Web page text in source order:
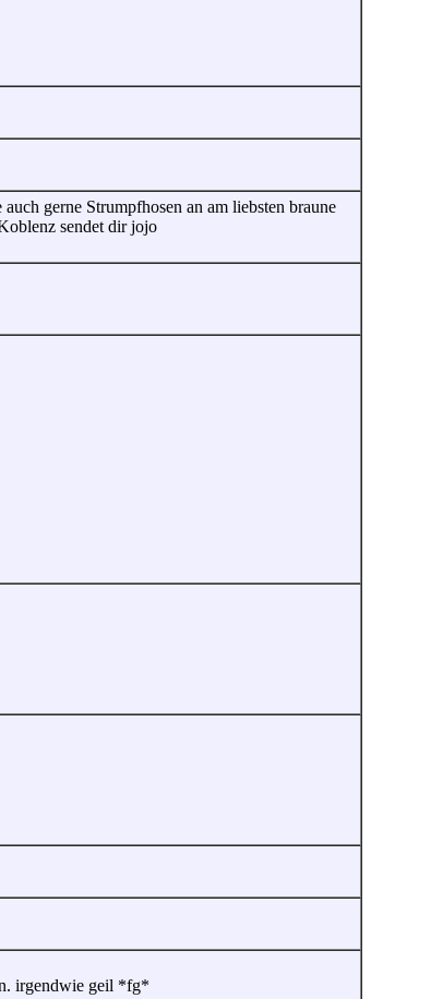
gerne Strumpfhosen an am liebsten braune
sendet dir jojo
irgendwie geil *fg*